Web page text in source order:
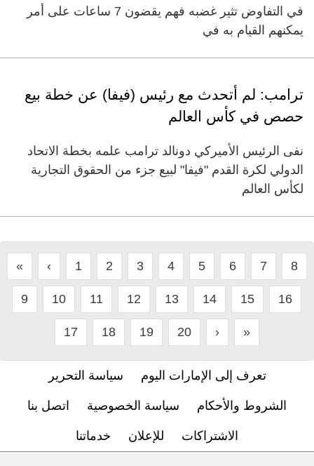
في التفاوض تثير غضبه فهم يقضون 7 ساعات على أمر
يمكنهم القيام به في
ترامب: لم أتحدث مع رئيس (فيفا) عن خطة بيع
حصص في كأس العالم
نفى الرئيس الأميركي دونالد ترامب علمه بخطة الاتحاد
الدولي لكرة القدم "فيفا" لبيع جزء من الحقوق التجارية
لكأس العالم
« ‹ 1 2 3 4 5 6 7 8
9 10 11 12 13 14 15 16
17 18 19 20 › »
تعرف إلى الإمارات اليوم سياسة التحرير
الشروط والأحكام سياسة الخصوصية اتصل بنا
الاشتراكات للإعلان خدماتنا